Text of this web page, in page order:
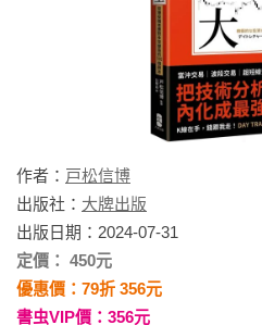
作者： 戸松信博
出版社： 大牌出版
出版日期：2024-07-31
定價： 450元
優惠價：79折 356元
書虫VIP價：356元